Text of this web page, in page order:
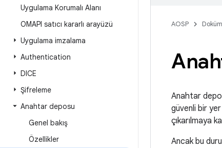
Uygulama Korumalı Alanı
OMAPI satıcı kararlı arayüzü
Uygulama imzalama
Authentication
DICE
Şifreleme
Anahtar deposu
Genel bakış
Özellikler
AOSP
Anahtar
güvenli bir
çıkarılmaya
Ancak bu